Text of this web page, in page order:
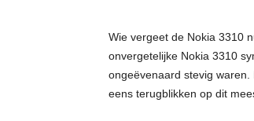
Wie vergeet de Nokia 3310
onvergetelijke Nokia 3310
ongeëvenaard stevig
eens terugblikken op dit